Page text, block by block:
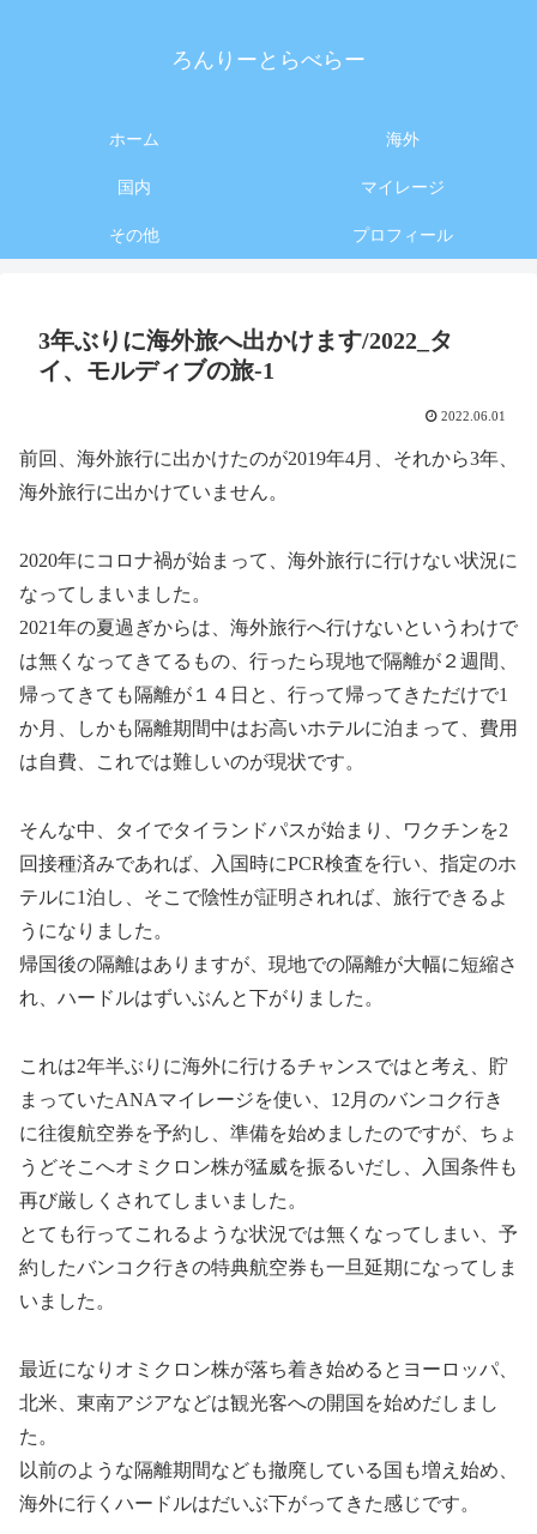
ろんりーとらべらー
ホーム 海外
国内 マイレージ
その他 プロフィール
3年ぶりに海外旅へ出かけます/2022_タ
イ、モルディブの旅-1
2022.06.01
前回、海外旅行に出かけたのが2019年4月、それから3年、
海外旅行に出かけていません。
2020年にコロナ禍が始まって、海外旅行に行けない状況に
なってしまいました。
2021年の夏過ぎからは、海外旅行へ行けないというわけで
は無くなってきてるもの、行ったら現地で隔離が２週間、
帰ってきても隔離が１４日と、行って帰ってきただけで1
か月、しかも隔離期間中はお高いホテルに泊まって、費用
は自費、これでは難しいのが現状です。
そんな中、タイでタイランドパスが始まり、ワクチンを2
回接種済みであれば、入国時にPCR検査を行い、指定のホ
テルに1泊し、そこで陰性が証明されれば、旅行できるよ
うになりました。
帰国後の隔離はありますが、現地での隔離が大幅に短縮さ
れ、ハードルはずいぶんと下がりました。
これは2年半ぶりに海外に行けるチャンスではと考え、貯
まっていたANAマイレージを使い、12月のバンコク行き
に往復航空券を予約し、準備を始めましたのですが、ちょ
うどそこへオミクロン株が猛威を振るいだし、入国条件も
再び厳しくされてしまいました。
とても行ってこれるような状況では無くなってしまい、予
約したバンコク行きの特典航空券も一旦延期になってしま
いました。
最近になりオミクロン株が落ち着き始めるとヨーロッパ、
北米、東南アジアなどは観光客への開国を始めだしまし
た。
以前のような隔離期間なども撤廃している国も増え始め、
海外に行くハードルはだいぶ下がってきた感じです。